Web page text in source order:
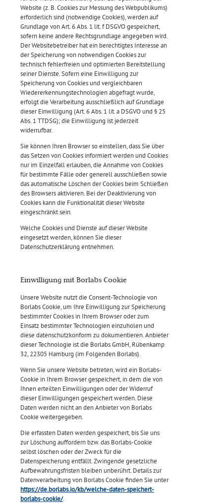
Website (z. B. Cookies zur Messung des Webpublikums)
erforderlich sind (notwendige Cookies), werden auf
Grundlage von Art. 6 Abs. 1 lit. f DSGVO gespeichert,
sofern keine andere Rechtsgrundlage angegeben wird.
Der Websitebetreiber hat ein berechtigtes Interesse an
der Speicherung von notwendigen Cookies zur
technisch fehlerfreien und optimierten Bereitstellung
seiner Dienste. Sofern eine Einwilligung zur
Speicherung von Cookies und vergleichbaren
Wiedererkennungstechnologien abgefragt wurde,
erfolgt die Verarbeitung ausschließlich auf Grundlage
dieser Einwilligung (Art. 6 Abs. 1 lit. a DSGVO und § 25
Abs. 1 TTDSG); die Einwilligung ist jederzeit
widerrufbar.
Sie können Ihren Browser so einstellen, dass Sie über
das Setzen von Cookies informiert werden und Cookies
nur im Einzelfall erlauben, die Annahme von Cookies
für bestimmte Fälle oder generell ausschließen sowie
das automatische Löschen der Cookies beim Schließen
des Browsers aktivieren. Bei der Deaktivierung von
Cookies kann die Funktionalität dieser Website
eingeschränkt sein.
Welche Cookies und Dienste auf dieser Website
eingesetzt werden, können Sie dieser
Datenschutzerklärung entnehmen.
Einwilligung mit Borlabs Cookie
Unsere Website nutzt die Consent-Technologie von
Borlabs Cookie, um Ihre Einwilligung zur Speicherung
bestimmter Cookies in Ihrem Browser oder zum
Einsatz bestimmter Technologien einzuholen und
diese datenschutzkonform zu dokumentieren. Anbieter
dieser Technologie ist die Borlabs GmbH, Rübenkamp
32, 22305 Hamburg (im Folgenden Borlabs).
Wenn Sie unsere Website betreten, wird ein Borlabs-
Cookie in Ihrem Browser gespeichert, in dem die von
Ihnen erteilten Einwilligungen oder der Widerruf
dieser Einwilligungen gespeichert werden. Diese
Daten werden nicht an den Anbieter von Borlabs
Cookie weitergegeben.
Die erfassten Daten werden gespeichert, bis Sie uns
zur Löschung auffordern bzw. das Borlabs-Cookie
selbst löschen oder der Zweck für die
Datenspeicherung entfällt. Zwingende gesetzliche
Aufbewahrungsfristen bleiben unberührt. Details zur
Datenverarbeitung von Borlabs Cookie finden Sie unter
https://de.borlabs.io/kb/welche-daten-speichert-
borlabs-cookie/.